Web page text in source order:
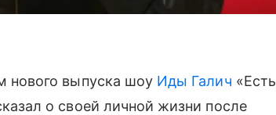
нового выпуска шоу Иды Галич «Есть
о своей личной жизни после